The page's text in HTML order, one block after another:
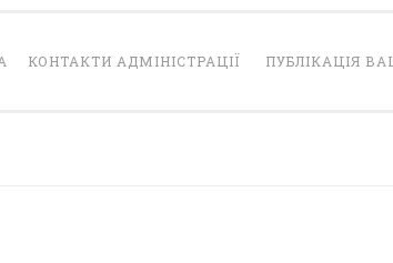
КОНТАКТИ АДМІНІСТРАЦІЇ ПУБЛІКАЦІЯ